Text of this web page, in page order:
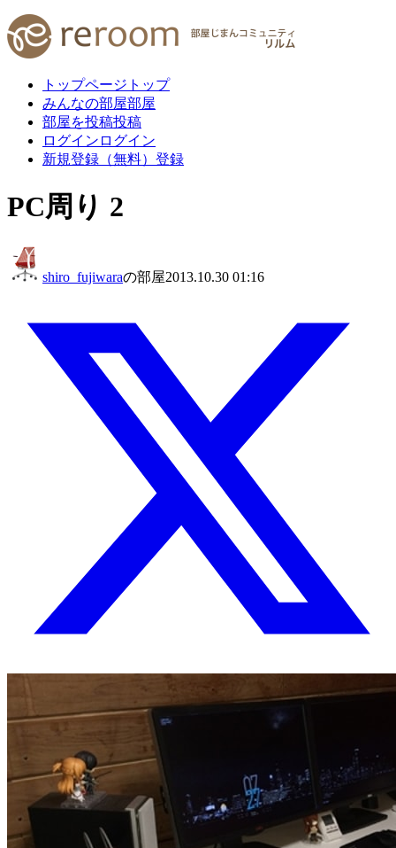
トップページ トップ
みんなの部屋部屋
部屋を投稿投稿
ログイン ログイン
新規登録（無料） 登録
PC周り 2
shiro_fujiwaraの部屋2013.10.30 01:16